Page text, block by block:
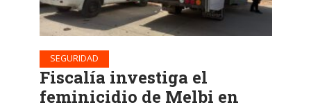
SEGURIDAD
Fiscalía investiga el
feminicidio de Melbi en